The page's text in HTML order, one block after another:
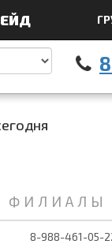
ФИЛИАЛЫ
8-988-461-05-